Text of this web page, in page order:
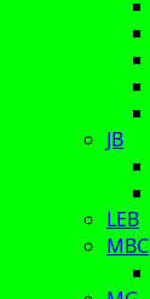
JB
LEB
MBC